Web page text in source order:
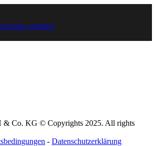
Anzeige erstellen
& Co. KG © Copyrights 2025. All rights
- Datenschutzerklärung